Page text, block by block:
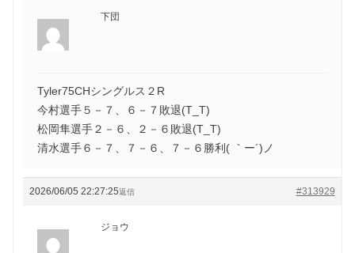
下団
Tyler75CHシングルス２R
今村選手５－７、６－７敗退(T_T)
松岡隼選手２－６、２－６敗退(T_T)
清水選手６－７、７－６、７－６勝利( ｀ー´)ノ
2026/06/05 22:27:25 #313929
返信
ジョウ